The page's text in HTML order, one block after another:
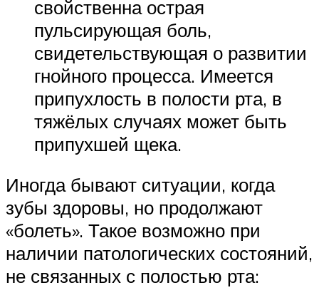
свойственна острая
пульсирующая боль,
свидетельствующая о развитии
гнойного процесса. Имеется
припухлость в полости рта, в
тяжёлых случаях может быть
припухшей щека.
Иногда бывают ситуации, когда
зубы здоровы, но продолжают
«болеть». Такое возможно при
наличии патологических состояний,
не связанных с полостью рта: